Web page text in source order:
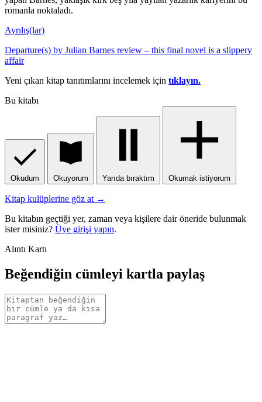
romanla noktaladı.
Ayrılış(lar)
Departure(s) by Julian Barnes review – this final novel is a slippery
affair
Yeni çıkan kitap tanıtımlarını incelemek için tıklayın.
Bu kitabı
Okudum Okuyorum Yarıda bıraktım Okumak istiyorum
Kitap kulüplerine göz at →
Bu kitabın geçtiği yer, zaman veya kişilere dair öneride bulunmak
ister misiniz? Üye girişi yapın.
Alıntı Kartı
Beğendiğin cümleyi kartla paylaş
Alıntı
metni